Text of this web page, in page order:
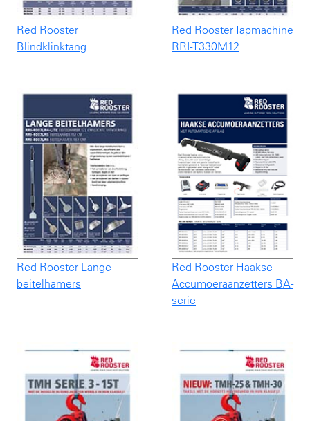
Red Rooster
Blindklinktang
Red Rooster Tapmachine
RRI-T330M12
Red Rooster Lange
beitelhamers
Red Rooster Haakse
Accumoeraanzetters BA-
serie